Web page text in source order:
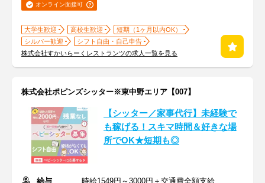
オンライン面接可
大学生歓迎 高校生歓迎
短期（1ヶ月以内OK）
シルバー歓迎
シフト自由・自己申告
株式会社すかいらーくレストランツの求人一覧を見る
株式会社ポピンズシッター※東中野エリア【007】
【シッター／家事代行】未経験で
も稼げる！スキマ時間＆好きな場
所でOK★短期も◎
給与
時給1549円～3000円＋交通費全額支給